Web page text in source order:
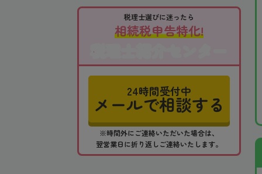
税理士選びに迷ったら
相続税申告特化!
税理士紹介センター
24時間受付中
メールで相談する
※時間外にご連絡いただいた場合は、
翌営業日に折り返しご連絡いたします。